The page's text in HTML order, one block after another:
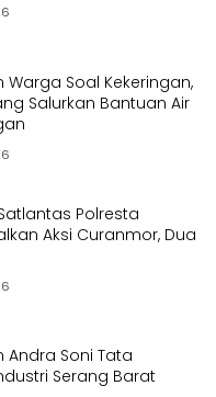
Warga Soal Kekeringan,
Salurkan Bantuan Air
Polresta
Aksi Curanmor, Dua
Andra Soni Tata
Serang Barat